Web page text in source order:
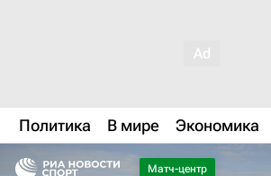
Политика В мире Экономика
Матч-центр